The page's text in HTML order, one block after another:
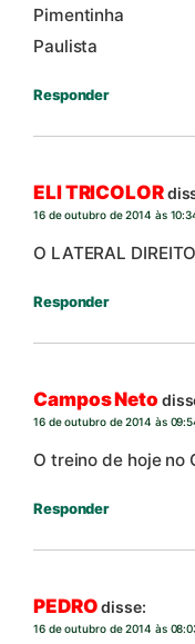
Pimentinha
Paulista
Responder
ELI TRICOLOR
16 de outubro de 2014 às
O LATERAL
Responder
Campos Neto
16 de outubro de 2014 às
O treino de hoje no
Responder
PEDRO disse:
16 de outubro de 2014 às